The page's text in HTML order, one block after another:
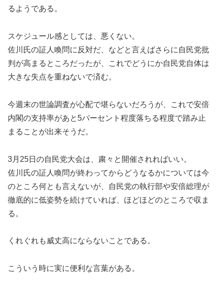
るようである。
スケジュール感としては、悪くない。
佐川氏の証人喚問に反対だ、などと言えばさらに自民党批
判が高まるところだったが、これでどうにか自民党自体は
大きな失点を重ねないで済む。
今週末の世論調査が心配で堪らないだろうが、これで安倍
内閣の支持率があと5パーセント程度落ちる程度で踏み止
まることが出来そうだ。
3月25日の自民党大会は、粛々と開催されればいい。
佐川氏の証人喚問が終わってからどうなるかについては今
のところ何とも言えないが、自民党の執行部や安倍総理が
徹底的に低姿勢を続けていれば、ほどほどのところで収ま
る。
くれぐれも威丈高にならないことである。
こういう時に実に便利な言葉がある。